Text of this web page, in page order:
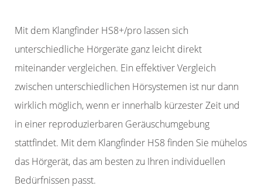
Mit dem Klangfinder HS8+/pro lassen sich
unterschiedliche Hörgeräte ganz leicht direkt
miteinander vergleichen. Ein effektiver Vergleich
zwischen unterschiedlichen Hörsystemen ist nur dann
wirklich möglich, wenn er innerhalb kürzester Zeit und
in einer reproduzierbaren Geräuschumgebung
stattfindet. Mit dem Klangfinder HS8 finden Sie mühelos
das Hörgerät, das am besten zu Ihren individuellen
Bedürfnissen passt.